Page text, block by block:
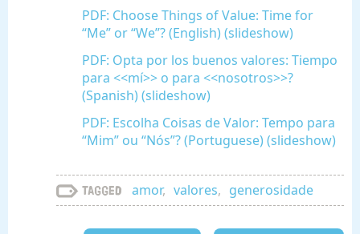
PDF: Choose Things of Value: Time for
“Me” or “We”? (English) (slideshow)
PDF: Opta por los buenos valores: Tiempo
para <<mí>> o para <<nosotros>>?
(Spanish) (slideshow)
PDF: Escolha Coisas de Valor: Tempo para
“Mim” ou “Nós”? (Portuguese) (slideshow)
Tagged amor, valores, generosidade